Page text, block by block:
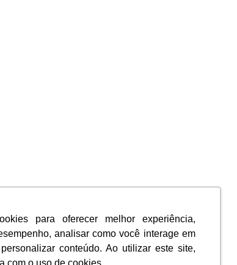
para oferecer melhor experiência,
analisar como você interage em
conteúdo. Ao utilizar este site,
com o uso de cookies.